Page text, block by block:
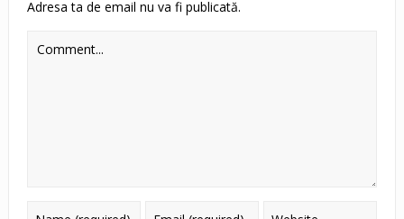
Adresa ta de email nu va fi publicată.